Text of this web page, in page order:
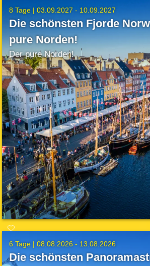
8 Tage |03.09.2027 - 10.09.2027
Die schönsten Fjorde
pure Norden!
Der pure Norden!
6 Tage |08.08.2026 - 13.08.2026
Die schönsten